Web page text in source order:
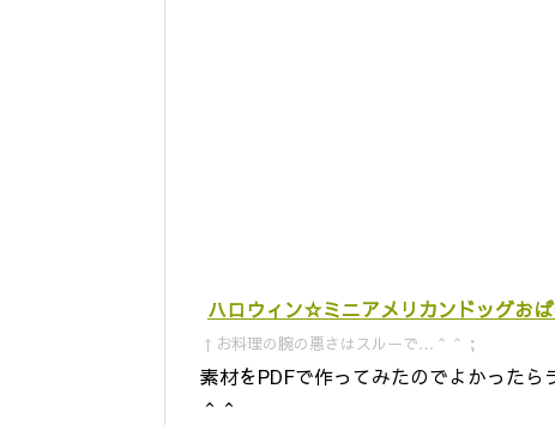
ハロウィン☆ミニアメリカンドッグお
↑お料理の腕の悪さはスルーで…＾＾；
素材をPDFで作ってみたのでよかった
＾＾